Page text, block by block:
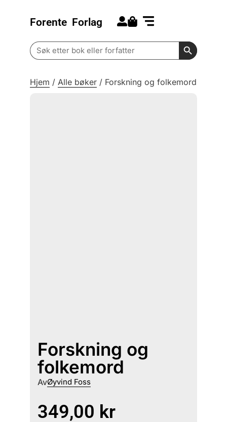
Forente Forlag
Search
for:
Search
Hjem / Alle bøker / Forskning og folkemord
Forskning og
folkemord
AvØyvind Foss
349,00 kr